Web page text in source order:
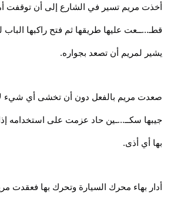
أخذت مريم تسير في الشارع إلى أن توقفت
قطـ...ــعت عليها طريقها ثم فتح راكبها
يشير لمريم أن تصعد بجواره.
صعدت مريم بالفعل دون أن تخشى أي شيء
جيبها سكــ...ـين حاد عزمت على استخدامه
بها أي أذى.
أدار بهاء محرك السيارة وتحرك بها فعقدت